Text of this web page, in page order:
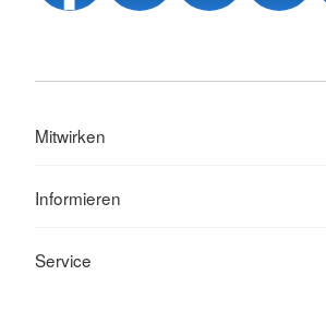
Mitwirken
Informieren
Service